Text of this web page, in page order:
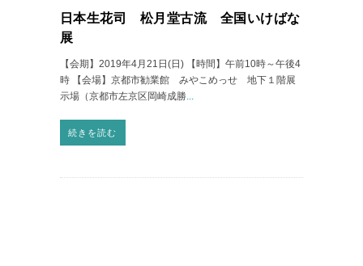
日本生花司 松月堂古流 全国いけばな
展
【会期】2019年4月21日(日) 【時間】午前10時～午後4
時 【会場】京都市勧業館 みやこめっせ 地下１階展
示場（京都市左京区岡崎成勝...
続きを読む